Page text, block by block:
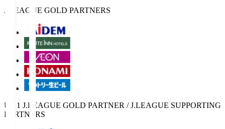
J.LEAGUE GOLD PARTNERS
U-21 J.LEAGUE GOLD PARTNER / J.LEAGUE SUPPORTING
PARTNERS